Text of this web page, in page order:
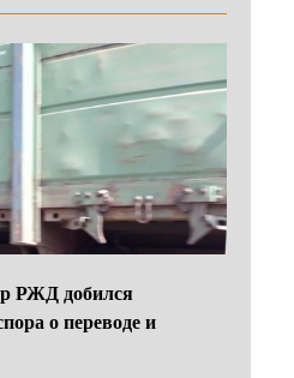
РЖД добился
о переводе и